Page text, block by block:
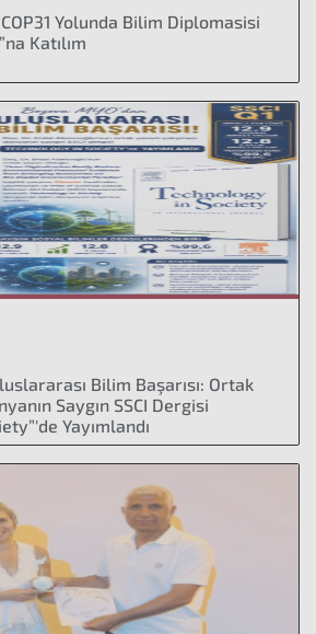
Yolunda Bilim Diplomasisi
Katılım
Bilim Başarısı: Ortak
Saygın SSCI Dergisi
Yayımlandı